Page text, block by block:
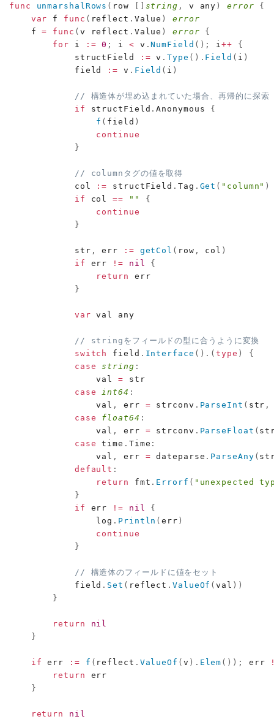
func
unmarshalRows ( row string , v any ) error
{
var f func ( reflect . Value )
error
    f
= func ( v reflect . Value ) error
{
for i := 0 ; i < v .NumField ( ) ; i++
{
            structField
:= v .Type ( ) . Field ( i )
            field
:= v . Field ( i )
// 構造体が埋め込まれていた場合、再帰的に探索
if
structField .Anonymous {
f ( field )
continue
}
// columnタグの値を取得
            col
:= structField . Tag . Get ( "column" )
if
col == ""
{
continue
}
            str
, err := getCol ( row , col )
if
err != nil
{
return
err
}
var val any
// stringをフィールドの型に合うように変換
switch
field . Interface ( ) . (type )
{
case
string :
                val
= str
case
int64 :
                val
, err = strconv . ParseInt ( str ,
case
float64 :
                val
, err = strconv . ParseFloat (
case time . Time :
                val
, err = dateparse . ParseAny (
default :
return
fmt . Errorf ( "unexpected
}
if
err != nil
{
                log
. Println (err )
continue
}
// 構造体のフィールドに値をセット
            field
. Set ( reflect .ValueOf (val ) )
}
return
nil
}
if err := f ( reflect . ValueOf ( v ) . Elem ( ) ) ; err
return
err
}
return
nil